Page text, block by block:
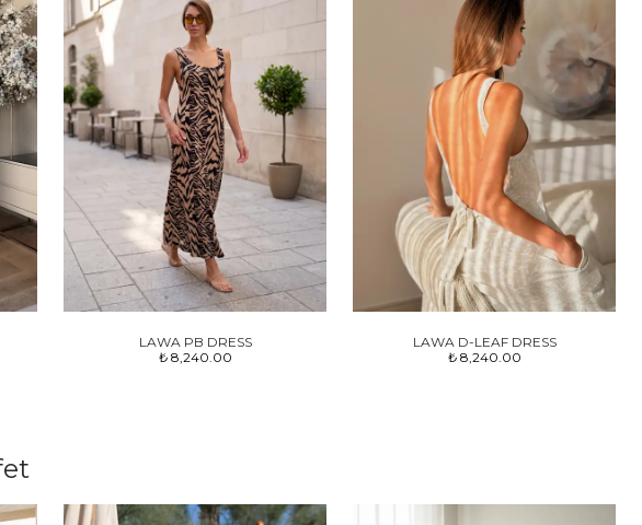
LAWA PB DRESS
₺ 8,240.00
LAWA D-LEAF DRESS
₺ 8,240.00